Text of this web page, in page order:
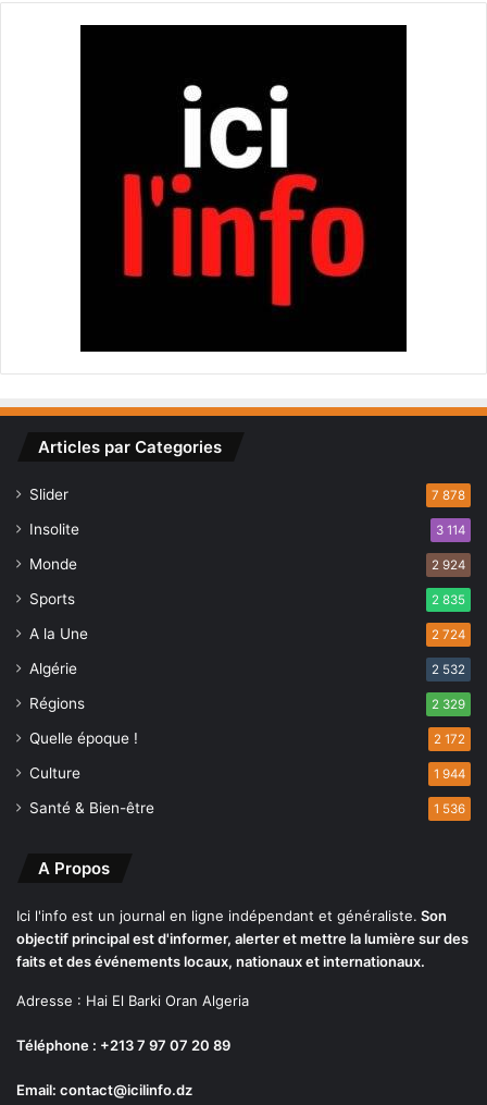
Articles par Categories
Slider 7 878
Insolite 3 114
Monde 2 924
Sports 2 835
A la Une 2 724
Algérie 2 532
Régions 2 329
Quelle époque ! 2 172
Culture 1 944
Santé & Bien-être 1 536
A Propos
Ici l'info est un journal en ligne indépendant et généraliste. Son
objectif principal est d'informer, alerter et mettre la lumière sur des
faits et des événements locaux, nationaux et internationaux.
Adresse : Hai El Barki Oran Algeria
Téléphone : +213 7 97 07 20 89
Email: contact@icilinfo.dz